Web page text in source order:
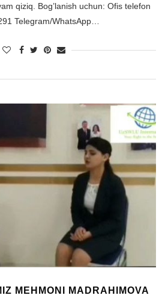
qiziq. Bog’lanish uchun: Ofis telefon
Telegram/WhatsApp…
MEHMONI MADRAHIMOVA